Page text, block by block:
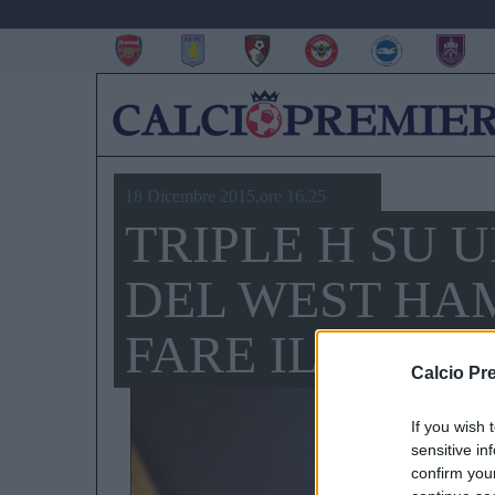
Calcio
If you wish
sensitive
confirm
18 Dicembre 2015,ore 16.25
TRIPLE H SU
DEL WEST
FARE IL